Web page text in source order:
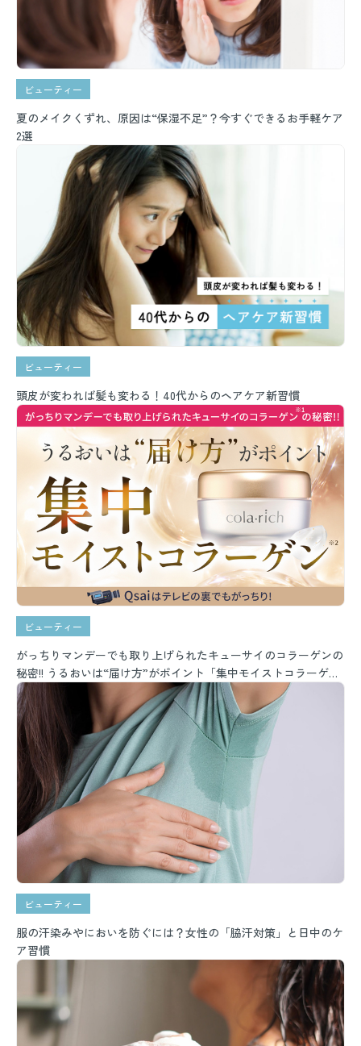
ビューティー
夏のメイクくずれ、原因は“保湿不足”？今すぐできるお手軽ケア
2選
ビューティー
頭皮が変われば髪も変わる！40代からのヘアケア新習慣
ビューティー
がっちりマンデーでも取り上げられたキューサイのコラーゲンの
秘密!! うるおいは“届け方”がポイント「集中モイストコラーゲ
ン」
ビューティー
服の汗染みやにおいを防ぐには？女性の「脇汗対策」と日中のケ
ア習慣